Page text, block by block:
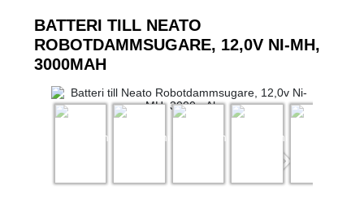
BATTERI TILL NEATO
ROBOTDAMMSUGARE, 12,0V NI-MH,
3000MAH